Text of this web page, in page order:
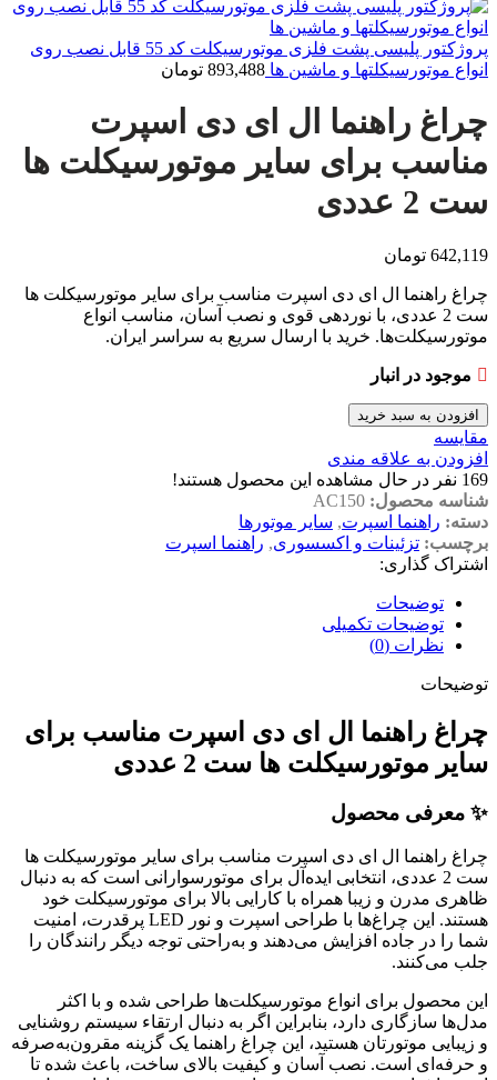
پروژکتور پلیسی پشت فلزی موتورسیکلت کد 55 قابل نصب روی
انواع موتورسیکلتها و ماشین ها 893,488 تومان
چراغ راهنما ال ای دی اسپرت
مناسب برای سایر موتورسیکلت ها
ست 2 عددی
642,119 تومان
چراغ راهنما ال ای دی اسپرت مناسب برای سایر موتورسیکلت ها
ست 2 عددی، با نوردهی قوی و نصب آسان، مناسب انواع
موتورسیکلت‌ها. خرید با ارسال سریع به سراسر ایران.
موجود در انبار
افزودن به سبد خرید
مقایسه
افزودن به علاقه مندی
169 نفر در حال مشاهده این محصول هستند!
شناسه محصول: AC150
دسته: راهنما اسپرت, سایر موتورها
برچسب: تزئینات و اکسسوری, راهنما اسپرت
اشتراک گذاری:
توضیحات
توضیحات تکمیلی
نظرات (0)
توضیحات
چراغ راهنما ال ای دی اسپرت مناسب برای
سایر موتورسیکلت ها ست 2 عددی
✨ معرفی محصول
چراغ راهنما ال ای دی اسپرت مناسب برای سایر موتورسیکلت ها
ست 2 عددی، انتخابی ایده‌آل برای موتورسوارانی است که به دنبال
ظاهری مدرن و زیبا همراه با کارایی بالا برای موتورسیکلت خود
هستند. این چراغ‌ها با طراحی اسپرت و نور LED پرقدرت، امنیت
شما را در جاده افزایش می‌دهند و به‌راحتی توجه دیگر رانندگان را
جلب می‌کنند.
این محصول برای انواع موتورسیکلت‌ها طراحی شده و با اکثر
مدل‌ها سازگاری دارد، بنابراین اگر به دنبال ارتقاء سیستم روشنایی
و زیبایی موتورتان هستید، این چراغ راهنما یک گزینه مقرون‌به‌صرفه
و حرفه‌ای است. نصب آسان و کیفیت بالای ساخت، باعث شده تا